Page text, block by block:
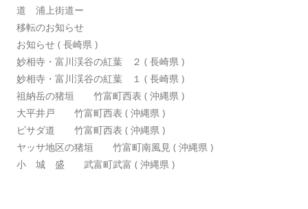
道 浦上街道ー
移転のお知らせ
お知らせ ( 長崎県 )
妙相寺・富川渓谷の紅葉 ２ ( 長崎県 )
妙相寺・富川渓谷の紅葉 １ ( 長崎県 )
祖納岳の猪垣 竹富町西表 ( 沖縄県 )
大平井戸 竹富町西表 ( 沖縄県 )
ピサダ道 竹富町西表 ( 沖縄県 )
ヤッサ地区の猪垣 竹富町南風見 ( 沖縄県 )
小 城 盛 武富町武富 ( 沖縄県 )